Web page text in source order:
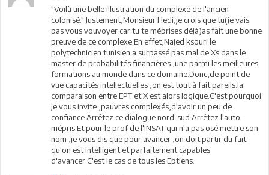
"Voilà une belle illustration du complexe de l'ancien
colonisé." Justement,Monsieur Hedi,je crois que tu(je vais
pas vous vouvoyer car tu te méprises déjà)as fait une bonne
preuve de ce complexe.En effet,Najed ksouri le
polytechnicien tunisien a surpassé pas mal de Xs dans le
master de probabilités financières ,une parmi les meilleures
formations au monde dans ce domaine.Donc,de point de
vue capacités intellectuelles ,on est tout à fait pareils.la
comparaison entre EPT et X est alors logique.C'est pourquoi
je vous invite ,pauvres complexés,d'avoir un peu de
confiance.Arrêtez ce dialogue nord-sud.Arrêtez l'auto-
mépris.Et pour le prof de l'INSAT qui n'a pas osé mettre son
nom ,je vous dis que pour avancer ,on doit partir du fait
qu'on est intelligent et parfaitement capables
d'avancer.C'est le cas de tous les Eptiens.